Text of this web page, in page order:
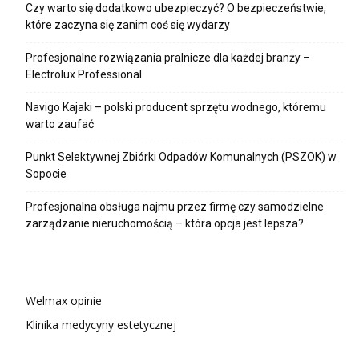
Czy warto się dodatkowo ubezpieczyć? O bezpieczeństwie,
które zaczyna się zanim coś się wydarzy
Profesjonalne rozwiązania pralnicze dla każdej branży –
Electrolux Professional
Navigo Kajaki – polski producent sprzętu wodnego, któremu
warto zaufać
Punkt Selektywnej Zbiórki Odpadów Komunalnych (PSZOK) w
Sopocie
Profesjonalna obsługa najmu przez firmę czy samodzielne
zarządzanie nieruchomością – która opcja jest lepsza?
Welmax opinie
Klinika medycyny estetycznej